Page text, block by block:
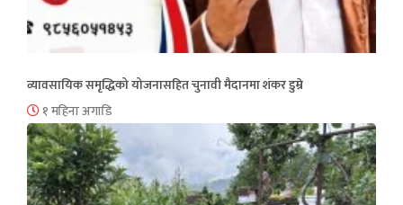
व्यावसायिक समृद्धिको योजनासहित चुनावी मैदानमा शंकर डुम्रे
१ महिना अगाडि